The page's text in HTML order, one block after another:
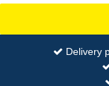
Delivery